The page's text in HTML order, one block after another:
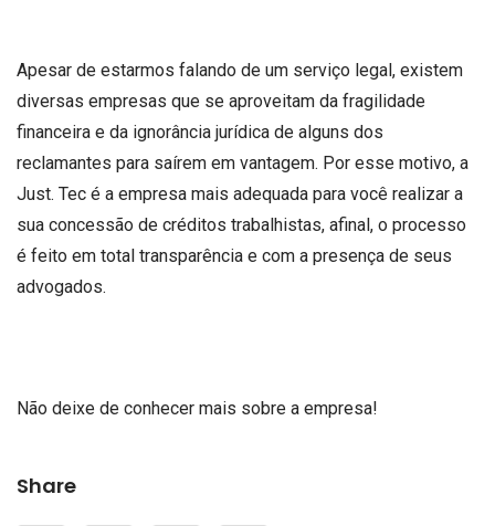
Apesar de estarmos falando de um serviço legal, existem
diversas empresas que se aproveitam da fragilidade
financeira e da ignorância jurídica de alguns dos
reclamantes para saírem em vantagem. Por esse motivo, a
Just. Tec é a empresa mais adequada para você realizar a
sua concessão de créditos trabalhistas, afinal, o processo
é feito em total transparência e com a presença de seus
advogados.
Não deixe de conhecer mais sobre a empresa!
Share